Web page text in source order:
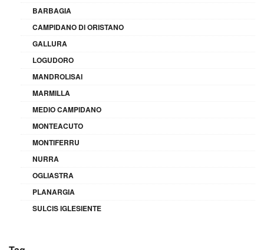
BARBAGIA
CAMPIDANO DI ORISTANO
GALLURA
LOGUDORO
MANDROLISAI
MARMILLA
MEDIO CAMPIDANO
MONTEACUTO
MONTIFERRU
NURRA
OGLIASTRA
PLANARGIA
SULCIS IGLESIENTE